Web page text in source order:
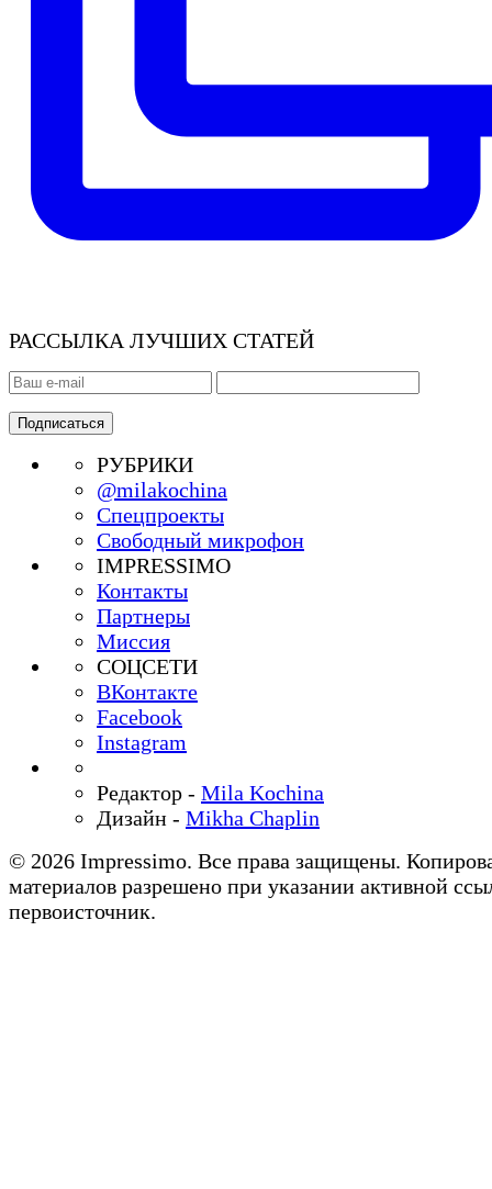
РАССЫЛКА ЛУЧШИХ СТАТЕЙ
РУБРИКИ
@milakochina
Спецпроекты
Свободный микрофон
IMPRESSIMO
Контакты
Партнеры
Миссия
СОЦСЕТИ
ВКонтакте
Facebook
Instagram
Редактор - Mila Kochina
Дизайн - Mikha Chaplin
© 2026 Impressimo. Все права защищены.
материалов разрешено при указании активной
первоисточник.